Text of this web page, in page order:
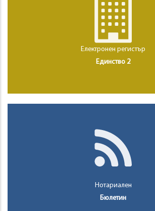
Електронен регистър
Единство 2
Нотариален
Бюлетин